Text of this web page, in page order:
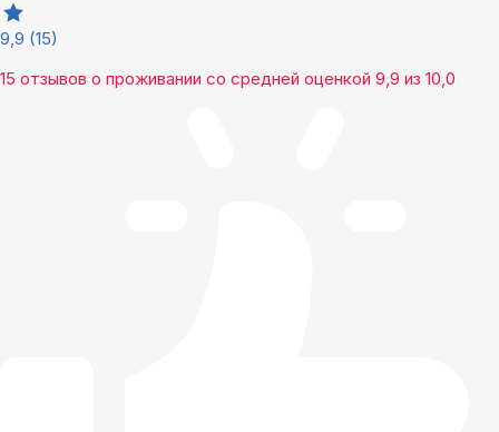
9,9 (15)
15 отзывов о проживании со средней оценкой 9,9 из 10,0